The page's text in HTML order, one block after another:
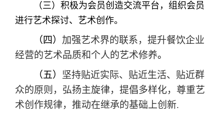
（三）积极为会员创造交流平台，组织会员
进行艺术探讨、艺术创作。
（四） 加强艺术界的联系，提升餐饮企业
经营的艺术品质和个人的艺术修养。
（五） 坚持贴近实际、贴近生活、贴近群
众的原则，弘扬主旋律，提倡多样化，尊重艺
术创作规律，推动在继承的基础上创新.